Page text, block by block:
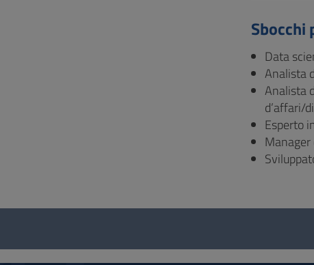
Sbocchi
Data
Analista
Analista
d’affari/
Esperto
Manager
Questionario
social